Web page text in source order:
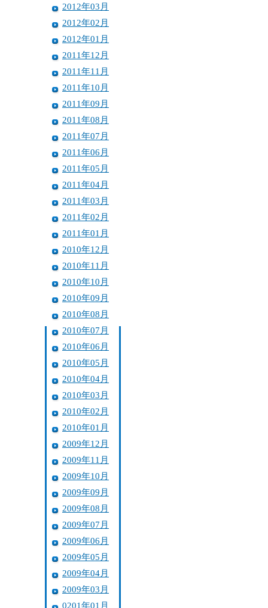
2012年03月
2012年02月
2012年01月
2011年12月
2011年11月
2011年10月
2011年09月
2011年08月
2011年07月
2011年06月
2011年05月
2011年04月
2011年03月
2011年02月
2011年01月
2010年12月
2010年11月
2010年10月
2010年09月
2010年08月
2010年07月
2010年06月
2010年05月
2010年04月
2010年03月
2010年02月
2010年01月
2009年12月
2009年11月
2009年10月
2009年09月
2009年08月
2009年07月
2009年06月
2009年05月
2009年04月
2009年03月
0201年01月